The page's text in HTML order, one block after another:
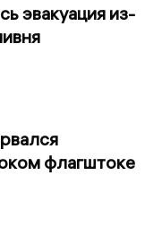
эвакуация из-
флагштоке